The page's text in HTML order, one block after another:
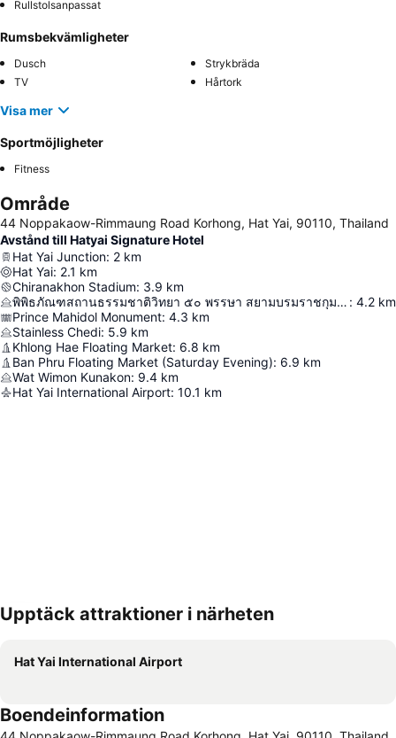
Rullstolsanpassat
Rumsbekvämligheter
Dusch
Strykbräda
TV
Hårtork
Visa mer
Sportmöjligheter
Fitness
Område
44 Noppakaow-Rimmaung Road Korhong, Hat Yai, 90110, Thailand
Avstånd till Hatyai Signature Hotel
Hat Yai Junction: 2 km
Hat Yai: 2.1 km
Chiranakhon Stadium: 3.9 km
พิพิธภัณฑสถานธรรมชาติวิทยา ๕๐ พรรษา สยามบรมราชกุมารี : 4.2 km
Prince Mahidol Monument: 4.3 km
Stainless Chedi: 5.9 km
Khlong Hae Floating Market: 6.8 km
Ban Phru Floating Market (Saturday Evening): 6.9 km
Wat Wimon Kunakon: 9.4 km
Hat Yai International Airport: 10.1 km
Förstora kartan
Upptäck attraktioner i närheten
Hat Yai International Airport
Boendeinformation